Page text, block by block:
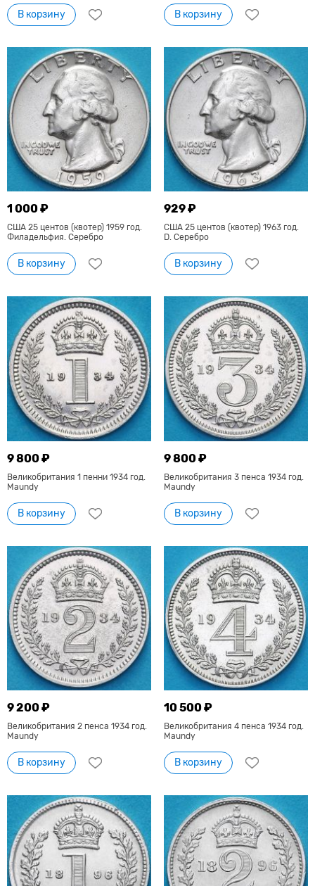
В корзину В корзину
1 000 ₽
США 25 центов (квотер) 1959 год.
Филадельфия. Серебро
В корзину
929 ₽
США 25 центов (квотер) 1963 год.
D. Серебро
В корзину
9 800 ₽
Великобритания 1 пенни 1934 год.
Maundy
В корзину
9 800 ₽
Великобритания 3 пенса 1934 год.
Maundy
В корзину
9 200 ₽
Великобритания 2 пенса 1934 год.
Maundy
В корзину
10 500 ₽
Великобритания 4 пенса 1934 год.
Maundy
В корзину